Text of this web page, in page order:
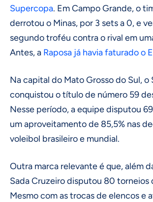
Supercopa. Em Campo Grande, o
derrotou o Minas, por 3 sets a 0, e
segundo troféu contra o rival em
Antes, a Raposa já havia faturado o
Na capital do Mato Grosso do Sul, o
conquistou o título de número 59
Nesse período, a equipe disputou
um aproveitamento de 85,5% nas
voleibol brasileiro e mundial.
Outra marca relevante é que, além
Sada Cruzeiro disputou 80 torneios
Mesmo com as trocas de elencos e